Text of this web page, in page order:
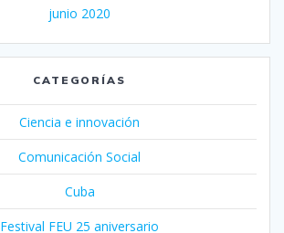
junio 2020
CATEGORÍAS
Ciencia e innovación
Comunicación Social
Cuba
Festival FEU 25 aniversario